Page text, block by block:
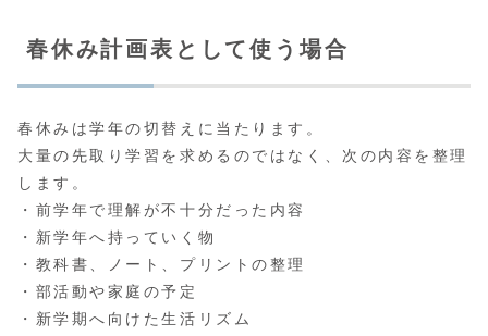
春休み計画表として使う場合
春休みは学年の切替えに当たります。
大量の先取り学習を求めるのではなく、次の内容を整理
します。
・前学年で理解が不十分だった内容
・新学年へ持っていく物
・教科書、ノート、プリントの整理
・部活動や家庭の予定
・新学期へ向けた生活リズム